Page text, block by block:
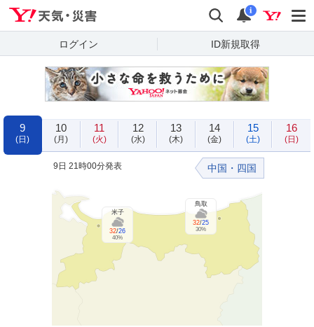
検索 通知
i
ログイン ID新規取得
9
(日)
10
(月)
11
(火)
12
(水)
13
(木)
14
(金)
15
(土)
16
(日)
中国・四国
鳥取
32/25
30%
米子
32/26
40%
9日 21時00分発表